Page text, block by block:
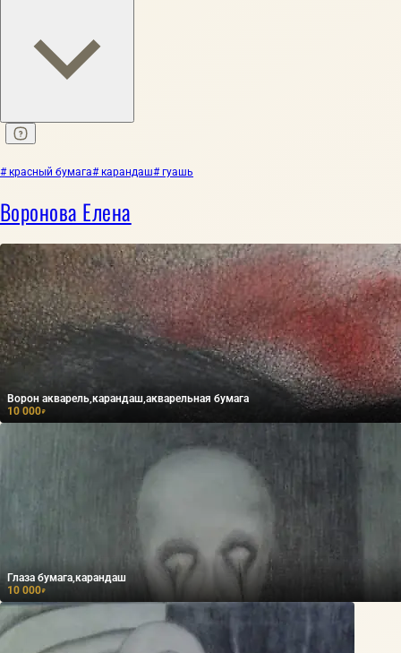
# красный бумага# карандаш# гуашь
Воронова Елена
Ворон акварель,карандаш,акварельная бумага
10 000₽
Глаза бумага,карандаш
10 000₽